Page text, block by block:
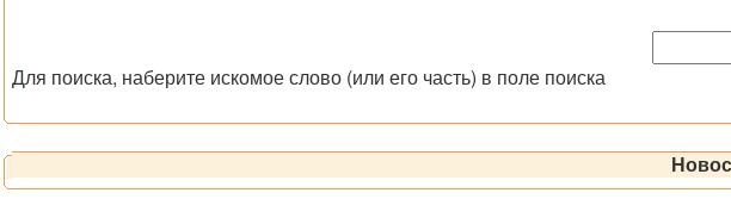
Для поиска, наберите искомое слово (или его часть) в поле поиска